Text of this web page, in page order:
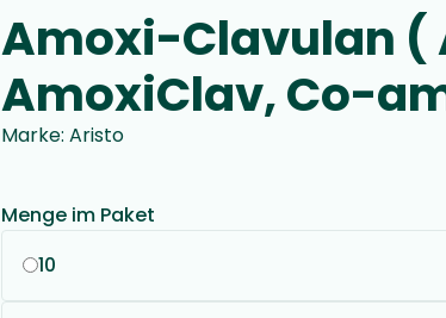
Amoxi-Clavulan (
AmoxiClav, Co-
Marke: Aristo
Menge im Paket
10